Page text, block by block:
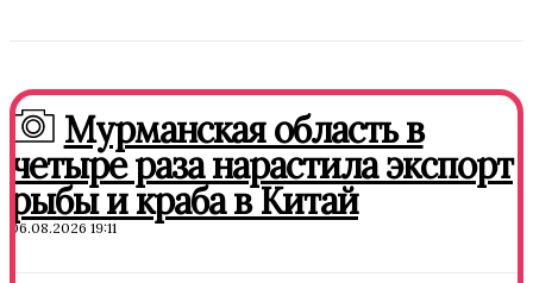
Мурманская область в
четыре раза нарастила экспорт
рыбы и краба в Китай
06.08.2026 19:11